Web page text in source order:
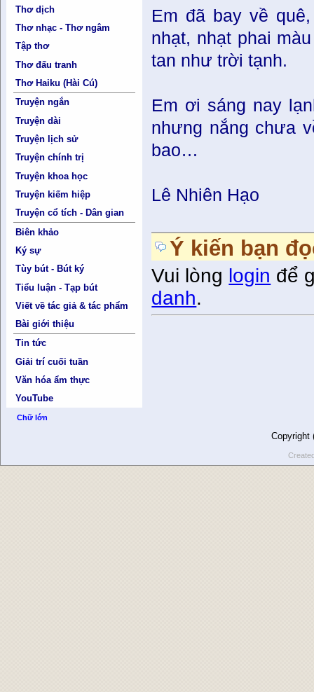
Thơ dịch
Thơ nhạc - Thơ ngâm
Tập thơ
Thơ đấu tranh
Thơ Haiku (Hài Cú)
Truyện ngắn
Truyện dài
Truyện lịch sử
Truyện chính trị
Truyện khoa học
Truyện kiếm hiệp
Truyện cổ tích - Dân gian
Biên khảo
Ký sự
Tùy bút - Bút ký
Tiểu luận - Tạp bút
Viết về tác giả & tác phẩm
Bài giới thiệu
Tin tức
Giải trí cuối tuần
Văn hóa ẩm thực
YouTube
Chữ lớn
Em đã bay về
nhạt, nhạt phai
tan như trời tạnh.
Em ơi sáng nay
nhưng nắng chưa
bao…
Lê Nhiên Hạo
Ý kiến bạn
Vui lòng login để
danh.
Copyright